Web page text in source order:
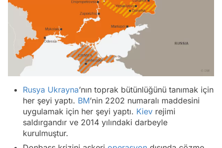
Rusya Ukrayna’nın toprak bütünlüğünü tanımak için
her şeyi yaptı. BM’nin 2202 numaralı maddesini
uygulamak için her şeyi yaptı. Kiev rejimi
saldırgandır ve 2014 yılındaki darbeyle
kurulmuştur.